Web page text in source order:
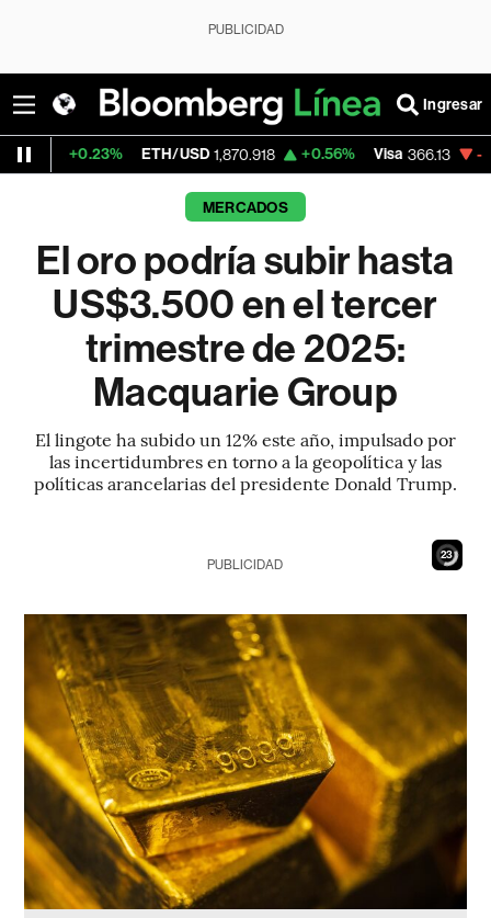
PUBLICIDAD
Ingresar
ETH/USD 1,870.918 +0.56% Visa 366.13 -0.04%
MERCADOS
El oro podría subir hasta
US$3.500 en el tercer
trimestre de 2025:
Macquarie Group
El lingote ha subido un 12% este año, impulsado por
las incertidumbres en torno a la geopolítica y las
políticas arancelarias del presidente Donald Trump.
22
PUBLICIDAD